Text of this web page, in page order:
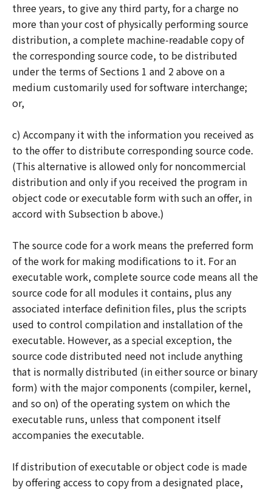
three years, to give any third party, for a charge no
more than your cost of physically performing source
distribution, a complete machine-readable copy of
the corresponding source code, to be distributed
under the terms of Sections 1 and 2 above on a
medium customarily used for software interchange;
or,
c) Accompany it with the information you received as
to the offer to distribute corresponding source code.
(This alternative is allowed only for noncommercial
distribution and only if you received the program in
object code or executable form with such an offer, in
accord with Subsection b above.)
The source code for a work means the preferred form
of the work for making modifications to it. For an
executable work, complete source code means all the
source code for all modules it contains, plus any
associated interface definition files, plus the scripts
used to control compilation and installation of the
executable. However, as a special exception, the
source code distributed need not include anything
that is normally distributed (in either source or binary
form) with the major components (compiler, kernel,
and so on) of the operating system on which the
executable runs, unless that component itself
accompanies the executable.
If distribution of executable or object code is made
by offering access to copy from a designated place,